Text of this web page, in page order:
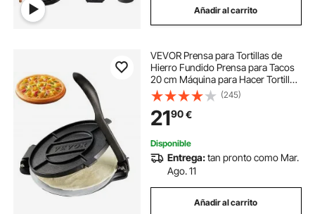
Añadir al carrito
VEVOR Prensa para Tortillas de
Hierro Fundido Prensa para Tacos
20 cm Máquina para Hacer Tortillas
pre-sazonada con 100 Piezas de
Papel Pergamino, Máquina para
Masa para Tortillas de Harina,
Negro
(245)
2190€
Disponible
Entrega:tan pronto como Mar.
Ago. 11
Añadir al carrito